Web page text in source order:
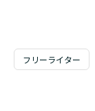
フリーライター